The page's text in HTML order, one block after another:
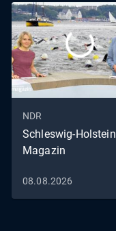
NDR
Schleswig-Holstein
Magazin
08.08.2026